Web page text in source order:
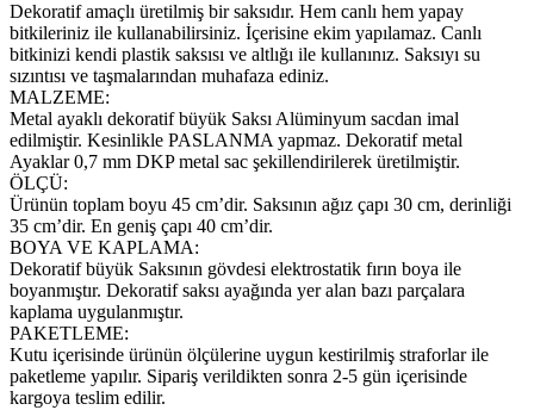
Dekoratif amaçlı üretilmiş bir saksıdır. Hem canlı hem yapay
bitkileriniz ile kullanabilirsiniz. İçerisine ekim yapılamaz. Canlı
bitkinizi kendi plastik saksısı ve altlığı ile kullanınız. Saksıyı su
sızıntısı ve taşmalarından muhafaza ediniz.
MALZEME:
Metal ayaklı dekoratif büyük Saksı Alüminyum sacdan imal
edilmiştir. Kesinlikle PASLANMA yapmaz. Dekoratif metal
Ayaklar 0,7 mm DKP metal sac şekillendirilerek üretilmiştir.
ÖLÇÜ:
Ürünün toplam boyu 45 cm’dir. Saksının ağız çapı 30 cm, derinliği
35 cm’dir. En geniş çapı 40 cm’dir.
BOYA VE KAPLAMA:
Dekoratif büyük Saksının gövdesi elektrostatik fırın boya ile
boyanmıştır. Dekoratif saksı ayağında yer alan bazı parçalara
kaplama uygulanmıştır.
PAKETLEME:
Kutu içerisinde ürünün ölçülerine uygun kestirilmiş straforlar ile
paketleme yapılır. Sipariş verildikten sonra 2-5 gün içerisinde
kargoya teslim edilir.